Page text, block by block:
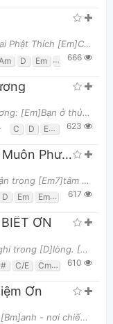
Capo 3 Hát: Verse 1: La Hầu [G]La con trai Phật Thích [Em]Ca bỏ hoàng [Am]gia đi tu từ năm [D]
Am D Em G 666
[C]Bạn bè chúng ta [D]ở khắp muôn phương: [Em]Bạn ở thủ đô, [D]mình miền biên giới, [C]nào mìn
C D Em 623
Khóa Tu Mùa Hè Kết Tình Bạn Muôn Phương
[C]Nếu có những [G]lúc mỏi mệt, [D]từ tận trong [Em7]tâm muốn tim yên bình, [C]nếu muốn soi [G]s
D Em Em7 G617
ƠN
[G]Năm cũ đã [D]qua đi, bao [Em7]khắc ghi trong [D]lòng. [C]Thành công và [G/B]thất bại giúp [Am
C/E Cm7 D D/f#
610
Ơn
Tôi đến [G]thăm, tôi [D/F#]đến thăm các [Bm]anh - nơi chiến [G]trường xưa anh [D/F#]ra đi không [Em